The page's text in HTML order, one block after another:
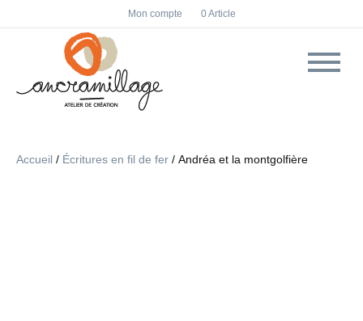
F
a
c
I
n
s
Mon compte 0 Article
Accueil / Écritures en fil de fer / Andréa et la montgolfière